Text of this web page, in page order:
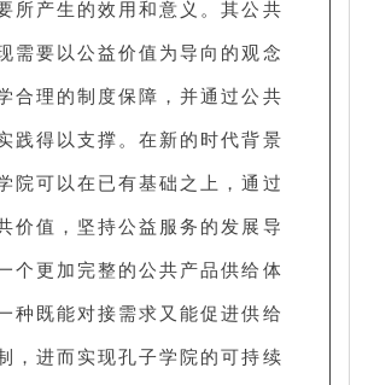
所产生的效用和意义。其公共
需要以公益价值为导向的观念
合理的制度保障，并通过公共
践得以支撑。在新的时代背景
院可以在已有基础之上，通过
价值，坚持公益服务的发展导
个更加完整的公共产品供给体
种既能对接需求又能促进供给
，进而实现孔子学院的可持续